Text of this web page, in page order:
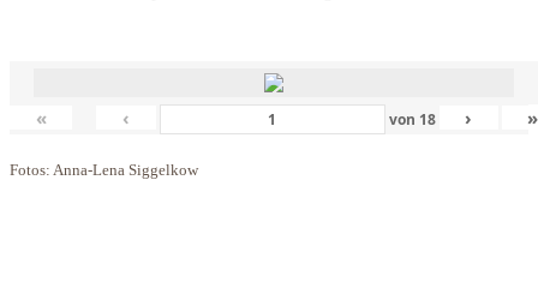
« ‹ von 18 › »
Fotos: Anna-Lena Siggelkow